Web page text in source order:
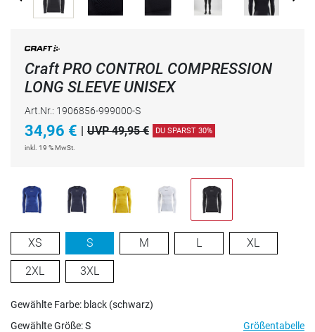
Craft PRO CONTROL COMPRESSION
LONG SLEEVE UNISEX
Art.Nr.: 1906856-999000-S
34,96 € | UVP 49,95 € DU SPARST 30%
inkl. 19 % MwSt.
XS S M L XL
2XL 3XL
Gewählte Farbe: black (schwarz)
Gewählte Größe:S Größentabelle